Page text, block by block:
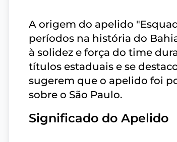
A origem do apelido
períodos na história do
à solidez e força do time
títulos estaduais e se
sugerem que o apelido foi
sobre o São Paulo.
Significado do Apelido